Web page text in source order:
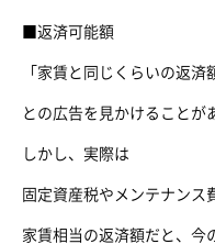
■返済可能額
「家賃と同じくらいの返済
との広告を見かけることが
しかし、実際は
固定資産税やメンテナンス
家賃相当の返済額だと、今